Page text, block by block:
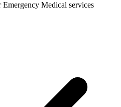
Emergency Medical services